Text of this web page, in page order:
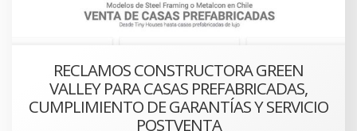
RECLAMOS CONSTRUCTORA GREEN
VALLEY PARA CASAS PREFABRICADAS,
CUMPLIMIENTO DE GARANTÍAS Y SERVICIO
POSTVENTA